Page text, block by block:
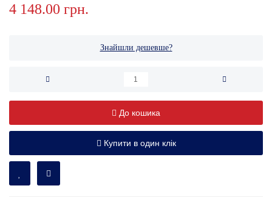
4 148.00 грн.
Знайшли дешевше?
До кошика
Купити в один клік